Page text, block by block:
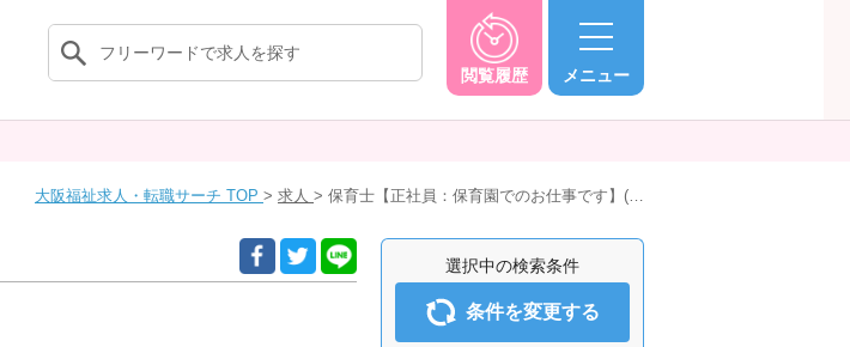
閲覧履歴 メニュー
大阪福祉求人・転職サーチ TOP 求人 保育士【正社員：保育園でのお仕事です】(…
選択中の検索条件
条件を変更する